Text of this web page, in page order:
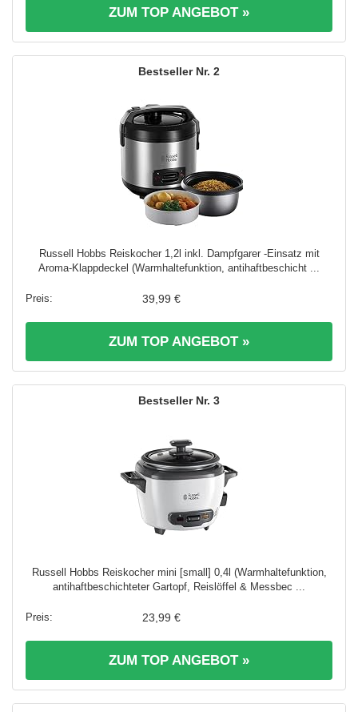
ZUM TOP ANGEBOT »
2
Russell Hobbs Reiskocher 1,2l inkl. Dampfgarer -Einsatz mit
Aroma-Klappdeckel (Warmhaltefunktion, antihaftbeschicht ...
39,99 €
ZUM TOP ANGEBOT »
3
Russell Hobbs Reiskocher mini [small] 0,4l (Warmhaltefunktion,
antihaftbeschichteter Gartopf, Reislöffel & Messbec ...
23,99 €
ZUM TOP ANGEBOT »